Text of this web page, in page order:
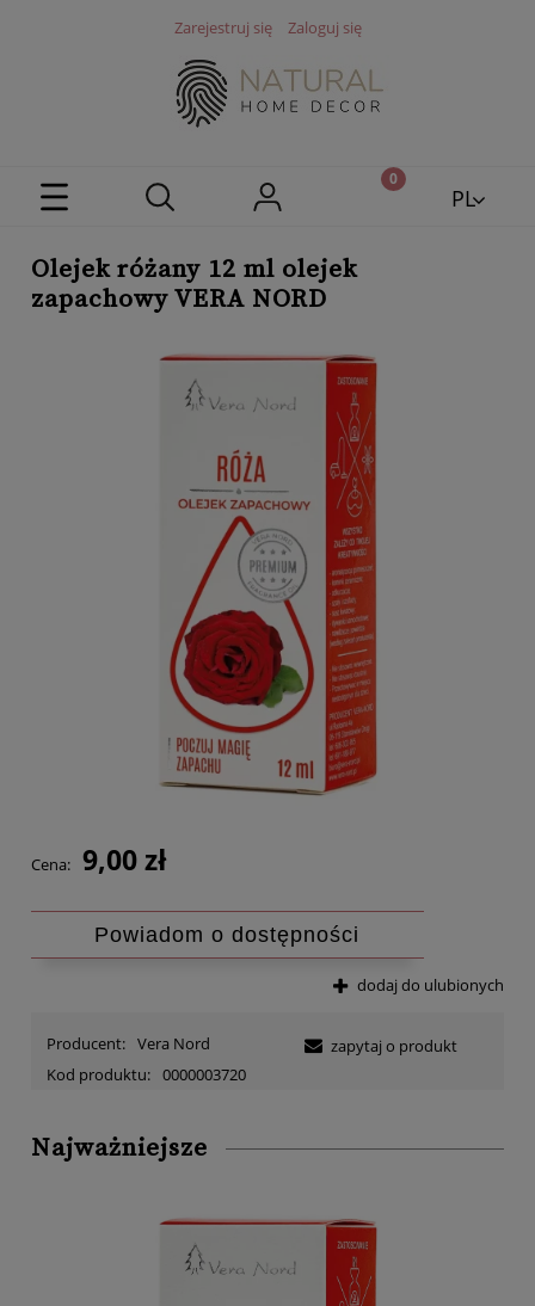
Zarejestruj się Zaloguj się
PL
Olejek różany 12 ml olejek
zapachowy VERA NORD
Cena: 9,00 zł
Powiadom o dostępności
dodaj do ulubionych
Producent: Vera Nord
Kod produktu: 0000003720
zapytaj o produkt
Najważniejsze